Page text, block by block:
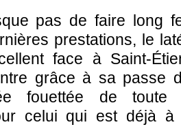
pas de faire long
prestations, le
face à Saint-
grâce à sa passe
fouettée de
celui qui est déjà